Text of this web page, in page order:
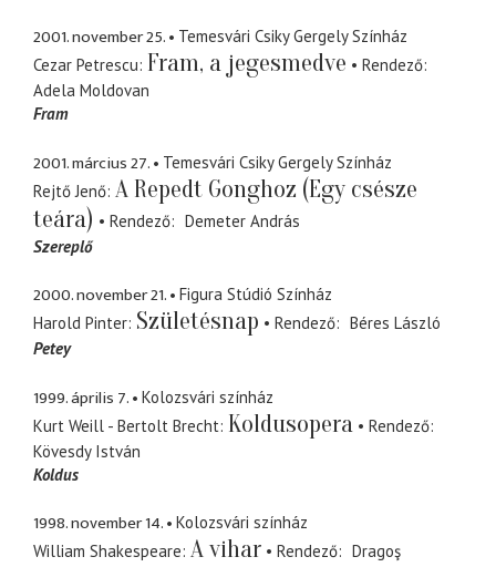
2001. november 25.
Temesvári Csiky Gergely Színház
Cezar Petrescu Fram, a jegesmedve
Rendező
Adela Moldovan
Fram
2001. március 27.
Temesvári Csiky Gergely Színház
Rejtő Jenő A Repedt Gonghoz (Egy csésze
teára)
Rendező
Demeter András
Szereplő
2000. november 21.
Figura Stúdió Színház
Harold Pinter Születésnap Rendező
Béres László
Petey
1999. április 7.
Kolozsvári színház
Kurt Weill - Bertolt Brecht Koldusopera
Rendező
Kövesdy István
Koldus
1998. november 14.
Kolozsvári színház
William Shakespeare A vihar Rendező
Dragoş